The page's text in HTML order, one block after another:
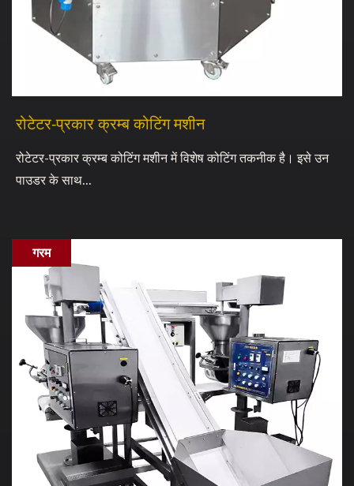
रोटेटर-प्रकार क्रम्ब कोटिंग मशीन
रोटेटर-प्रकार क्रम्ब कोटिंग मशीन में विशेष कोटिंग तकनीक है। इसे उन
पाउडर के साथ...
गरम